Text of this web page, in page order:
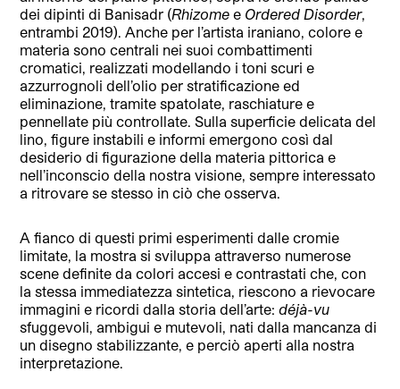
dei dipinti di Banisadr (Rhizome e Ordered Disorder,
entrambi 2019). Anche per l’artista iraniano, colore e
materia sono centrali nei suoi combattimenti
cromatici, realizzati modellando i toni scuri e
azzurrognoli dell’olio per stratificazione ed
eliminazione, tramite spatolate, raschiature e
pennellate più controllate. Sulla superficie delicata del
lino, figure instabili e informi emergono così dal
desiderio di figurazione della materia pittorica e
nell’inconscio della nostra visione, sempre interessato
a ritrovare se stesso in ciò che osserva.
A fianco di questi primi esperimenti dalle cromie
limitate, la mostra si sviluppa attraverso numerose
scene definite da colori accesi e contrastati che, con
la stessa immediatezza sintetica, riescono a rievocare
immagini e ricordi dalla storia dell’arte:déjà-vu
sfuggevoli, ambigui e mutevoli, nati dalla mancanza di
un disegno stabilizzante, e perciò aperti alla nostra
interpretazione.